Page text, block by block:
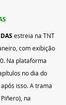
estreia na TNT
com exibição
Na plataforma
no dia do
isso. A trama
na